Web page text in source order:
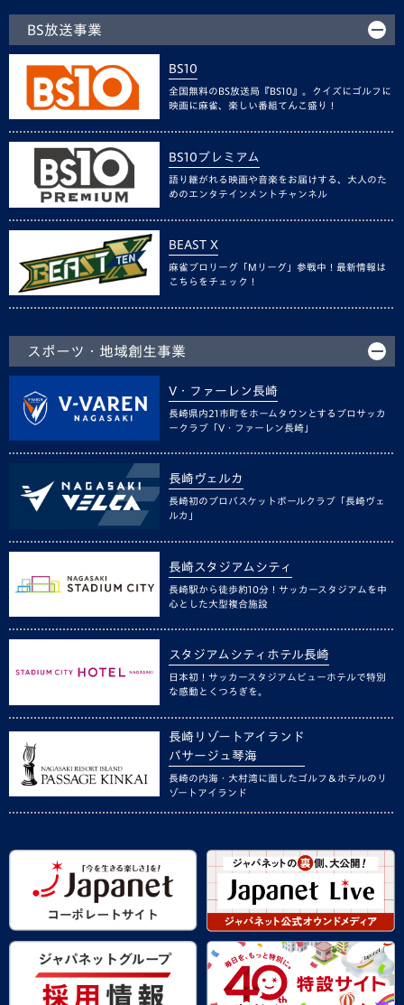
BS放送事業
BS10
全国無料のBS放送局『BS10』。クイズにゴルフに
映画に麻雀、楽しい番組てんこ盛り！
BS10プレミアム
語り継がれる映画や音楽をお届けする、大人のた
めのエンタテインメントチャンネル
BEAST X
麻雀プロリーグ「Mリーグ」参戦中！最新情報は
こちらをチェック！
スポーツ・地域創生事業
V・ファーレン長崎
長崎県内21市町をホームタウンとするプロサッカ
ークラブ「V・ファーレン長崎」
長崎ヴェルカ
長崎初のプロバスケットボールクラブ「長崎ヴェ
ルカ」
長崎スタジアムシティ
長崎駅から徒歩約10分！サッカースタジアムを中
心とした大型複合施設
スタジアムシティホテル長崎
日本初！サッカースタジアムビューホテルで特別
な感動とくつろぎを。
長崎リゾートアイランド
パサージュ琴海
長崎の内海・大村湾に面したゴルフ＆ホテルのリ
ゾートアイランド